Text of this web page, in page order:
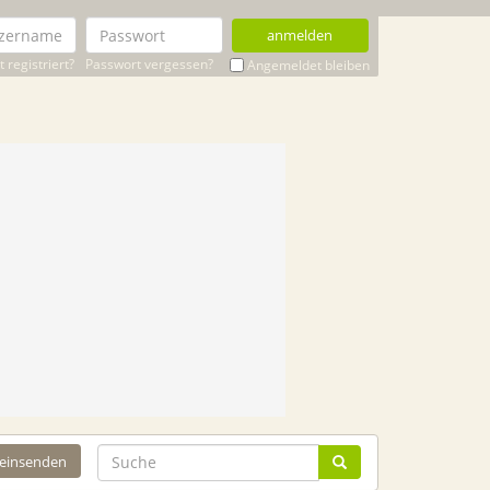
anmelden
registriert? Passwort vergessen? Angemeldet bleiben